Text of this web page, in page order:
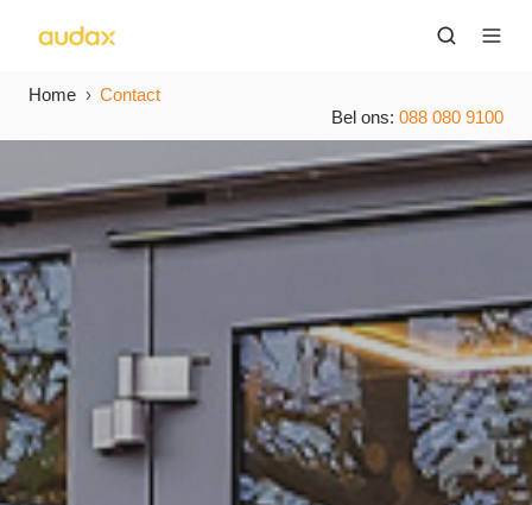
Home
Contact
Bel ons: 088 080 9100